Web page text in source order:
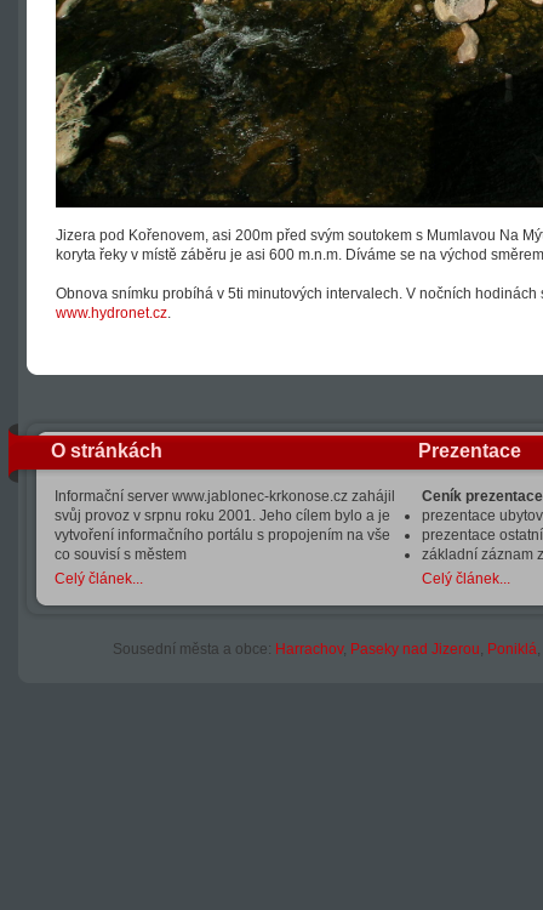
Jizera pod Kořenovem, asi 200m před svým soutokem s Mumlavou Na
koryta řeky v místě záběru je asi 600 m.n.m. Díváme se na východ
Obnova snímku probíhá v 5ti minutových intervalech. V nočních
www.hydronet.cz.
O stránkách
Informační server www.jablonec-krkonose.cz zahájil
svůj provoz v srpnu roku 2001. Jeho cílem bylo a je
vytvoření informačního portálu s propojením na vše
co souvisí s městem
Celý článek...
Prezentace
Ceník
prezentace
prezentace
základní záznam
Celý článek...
Sousední města a obce: Harrachov, Paseky nad Jizerou, Poniklá,